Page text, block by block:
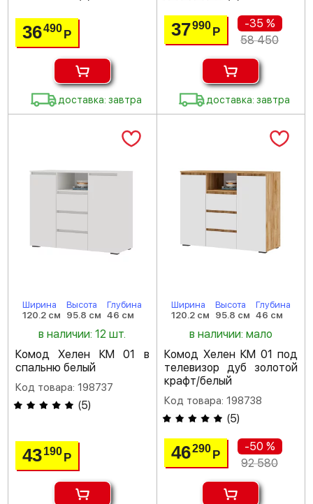
36490Р
доставка: завтра
37990 Р
-35 %
58 450
доставка: завтра
Ширина
120.2 см
Высота
95.8 см
Глубина
46 см
в наличии: 12 шт.
Комод Хелен КМ 01 в
спальню белый
Код товара: 198737
(5)
43190Р
Ширина
120.2 см
Высота
95.8 см
Глубина
46 см
в наличии: мало
Комод Хелен КМ 01 под
телевизор дуб золотой
крафт/белый
Код товара: 198738
(5)
46290 Р
-50 %
92 580